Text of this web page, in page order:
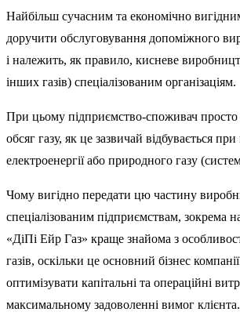
Найбільш сучасним та економічно
доручити обслуговування допоміжного
і належить, як правило, кисневе
інших газів) спеціалізованим організаціям.
При цьому підприємство-споживач
обсяг газу, як це зазвичай відбувається при
електроенергії або природного газу
Чому вигідно передати цю частину
спеціалізованим підприємствам, зокрема
«ДіПі Ейр Газ» краще знайома з
газів, оскільки це основний бізнес
оптимізувати капітальні та операційні
максимальному задоволенні вимог клієнта.